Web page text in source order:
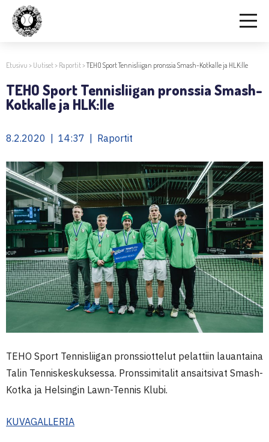
Etusivu > Uutiset> Raportit>TEHO Sport Tennisliigan pronssia Smash-Kotkalle ja HLK:lle
TEHO Sport Tennisliigan pronssia Smash-
Kotkalle ja HLK:lle
8.2.2020 | 14:37 | Raportit
TEHO Sport Tennisliigan pronssiottelut pelattiin lauantaina
Talin Tenniskeskuksessa. Pronssimitalit ansaitsivat Smash-
Kotka ja Helsingin Lawn-Tennis Klubi.
KUVAGALLERIA